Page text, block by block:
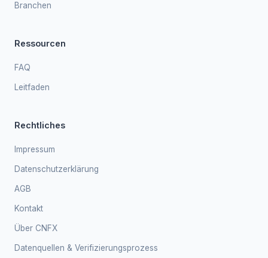
Branchen
Ressourcen
FAQ
Leitfaden
Rechtliches
Impressum
Datenschutzerklärung
AGB
Kontakt
Über CNFX
Datenquellen & Verifizierungsprozess